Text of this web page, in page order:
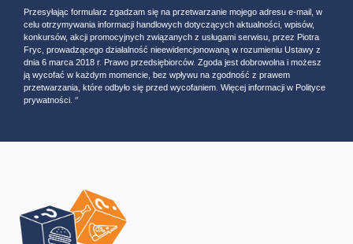
Przesyłając formularz zgadzam się na przetwarzanie mojego adresu e-mail, w
celu otrzymywania informacji handlowych dotyczących aktualności, wpisów,
konkursów, akcji promocyjnych związanych z usługami serwisu, przez Piotra
Fryc, prowadzącego działalność nieewidencjonowaną w rozumieniu Ustawy z
dnia 6 marca 2018 r. Prawo przedsiębiorców. Zgoda jest dobrowolna i możesz
ją wycofać w każdym momencie, bez wpływu na zgodność z prawem
przetwarzania, które odbyło się przed wycofaniem. Więcej informacji w Polityce
prywatności. ‘’